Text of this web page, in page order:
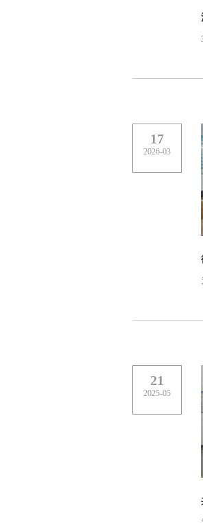
17
2026-03
21
2025-05